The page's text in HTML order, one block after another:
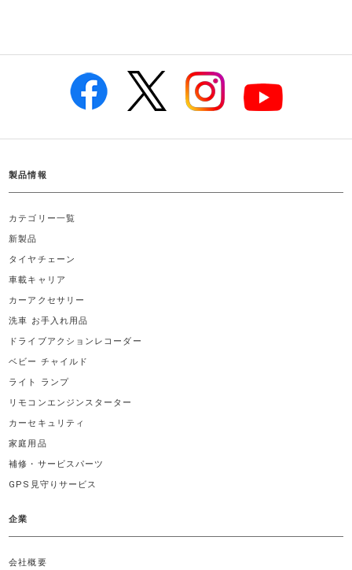
製品情報
カテゴリー一覧
新製品
タイヤチェーン
車載キャリア
カーアクセサリー
洗車 お手入れ用品
ドライブアクションレコーダー
ベビー チャイルド
ライト ランプ
リモコンエンジンスターター
カーセキュリティ
家庭用品
補修・サービスパーツ
GPS見守りサービス
企業
会社概要